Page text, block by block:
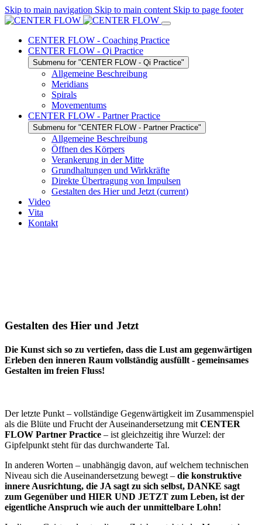
Skip to main navigation Skip to main content Skip to page footer
CENTER FLOW - Coaching Practice
CENTER FLOW - Qi Practice
Submenu for "CENTER FLOW - Qi Practice"
Allgemeine Beschreibung
Meridians
Spirals
Movementums
CENTER FLOW - Partner Practice
Submenu for "CENTER FLOW - Partner Practice"
Allgemeine Beschreibung
Öffnen des Körpers
Verankerung in der Mitte
Grundhaltungen und Wirkkräfte
Direkte Übertragung von Impulsen
Gestalten des Hier und Jetzt (current)
Video
Vita
Kontakt
Gestalten des Hier und Jetzt
Die Kunst sich so zu vertiefen, dass die Lust am gegenwärtigen
Erleben den inneren Raum vollständig ausfüllt - gemeinsames
Gestalten im freien Fluss!
Der letzte Punkt – vollständige Gegenwärtigkeit im Zusammenspiel
als die Blüte und Frucht der Auseinandersetzung mit CENTER
FLOW Partner Practice – ist gleichzeitig ihre Wurzel: der
Gipfelpunkt steht für das durchwanderte Tal.
In anderen Worten – unabhängig davon, auf welchem technischen
Niveau sich die Auseinandersetzung bewegt – die konstruktive
innere Ausrichtung, die JA sagt zu sich selbst, DANKE sagt
zum Gegenüber und HIER UND JETZT zum Leben, ist der
eigentliche Anspruch wie auch der unmittelbare Lohn!